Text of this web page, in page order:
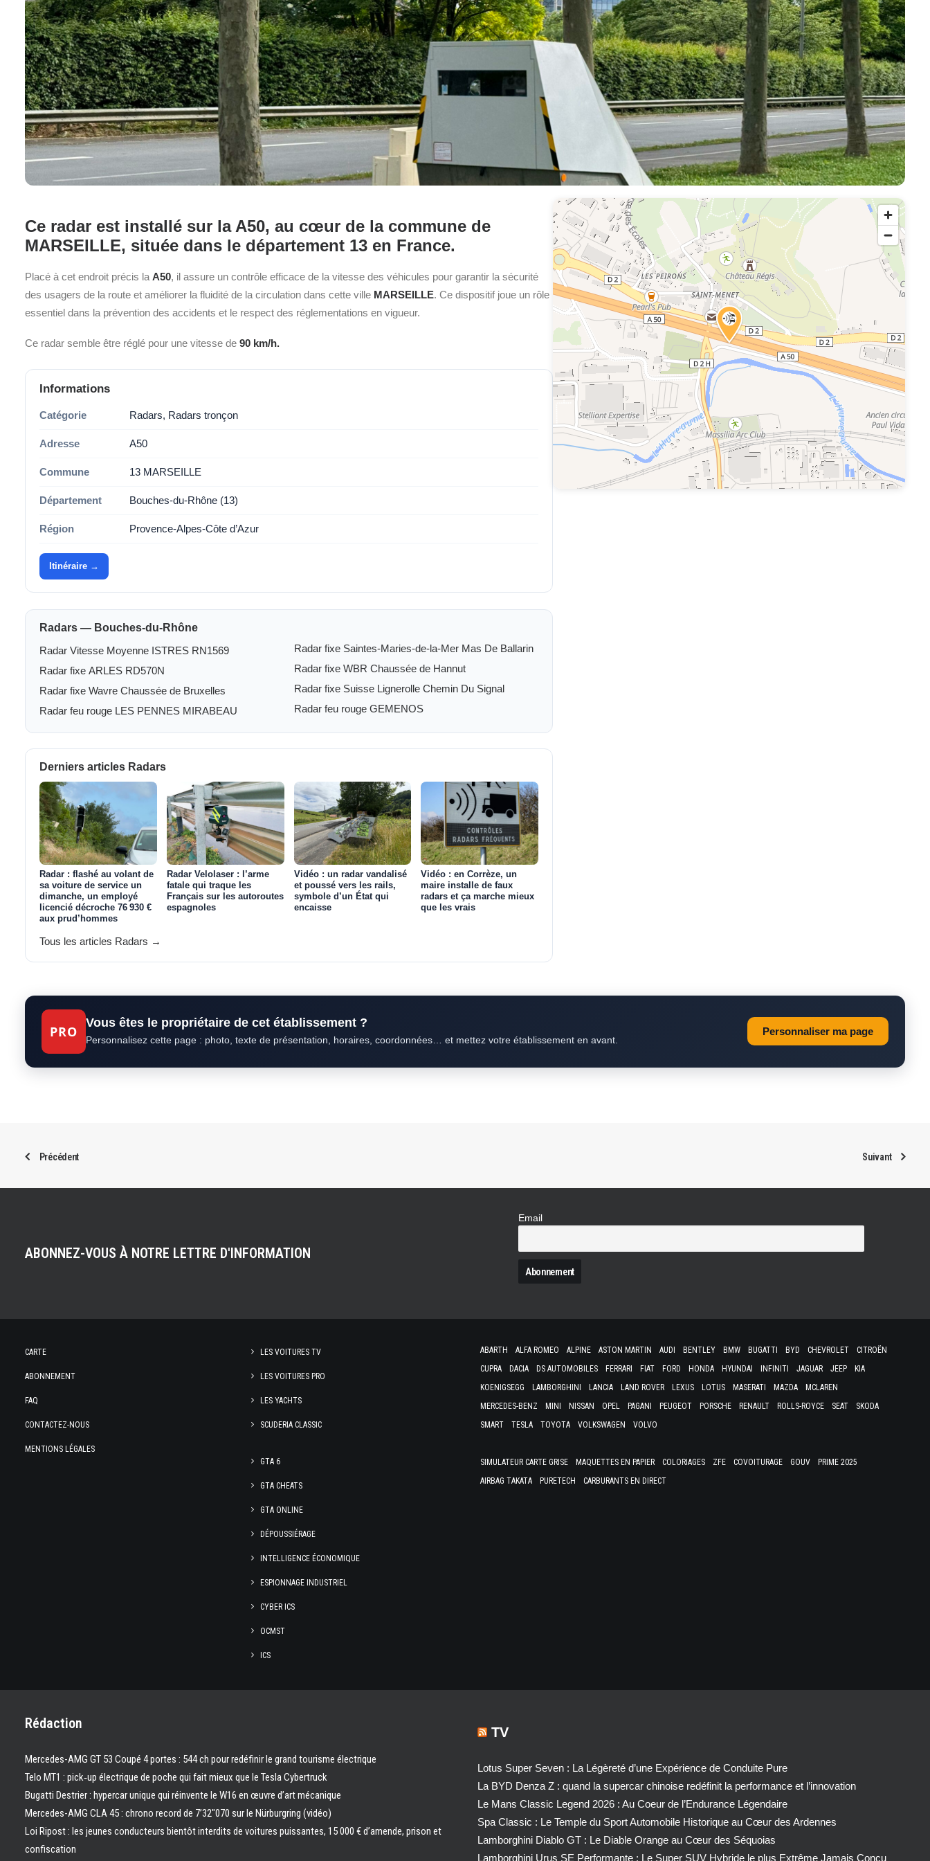
Ce radar est installé sur la A50, au cœur de la commune de
MARSEILLE, située dans le département 13 en France.
Placé à cet endroit précis la A50, il assure un contrôle efficace de la vitesse des véhicules pour garantir la sécurité
des usagers de la route et améliorer la fluidité de la circulation dans cette ville MARSEILLE. Ce dispositif joue un rôle
essentiel dans la prévention des accidents et le respect des réglementations en vigueur.
Ce radar semble être réglé pour une vitesse de 90 km/h.
Informations
Catégorie Radars, Radars tronçon
Adresse A50
Commune 13 MARSEILLE
Département Bouches-du-Rhône (13)
Région Provence-Alpes-Côte d’Azur
Itinéraire →
Radars — Bouches-du-Rhône
Radar Vitesse Moyenne ISTRES RN1569
Radar fixe ARLES RD570N
Radar fixe Wavre Chaussée de Bruxelles
Radar feu rouge LES PENNES MIRABEAU
Radar fixe Saintes-Maries-de-la-Mer Mas De Ballarin
Radar fixe WBR Chaussée de Hannut
Radar fixe Suisse Lignerolle Chemin Du Signal
Radar feu rouge GEMENOS
Derniers articles Radars
Radar : flashé au volant de
sa voiture de service un
dimanche, un employé
licencié décroche 76 930 €
aux prud’hommes
Radar Velolaser : l’arme
fatale qui traque les
Français sur les autoroutes
espagnoles
Vidéo : un radar vandalisé
et poussé vers les rails,
symbole d’un État qui
encaisse
Vidéo : en Corrèze, un
maire installe de faux
radars et ça marche mieux
que les vrais
Tous les articles Radars →
PRO
Vous êtes le propriétaire de cet établissement ?
Personnalisez cette page : photo, texte de présentation, horaires, coordonnées… et mettez votre établissement en avant.
Personnaliser ma page
Précédent Suivant
ABONNEZ-VOUS À NOTRE LETTRE D'INFORMATION
Email
CARTE
ABONNEMENT
FAQ
CONTACTEZ-NOUS
MENTIONS LÉGALES
LES VOITURES TV
LES VOITURES PRO
LES YACHTS
SCUDERIA CLASSIC
GTA 6
GTA CHEATS
GTA ONLINE
DÉPOUSSIÉRAGE
INTELLIGENCE ÉCONOMIQUE
ESPIONNAGE INDUSTRIEL
CYBER ICS
OCMST
ICS
ABARTH ALFA ROMEO ALPINE ASTON MARTIN AUDI BENTLEY BMW BUGATTI BYD CHEVROLET
CITROËN
CUPRA
DACIA DS AUTOMOBILES FERRARI FIAT FORD HONDA HYUNDAI INFINITI JAGUAR JEEP
KIA
KOENIGSEGG
LAMBORGHINI LANCIA LAND ROVER LEXUS LOTUS MASERATI MAZDA
MCLAREN
MERCEDES-BENZ
MINI NISSAN OPEL PAGANI PEUGEOT PORSCHE RENAULT ROLLS-ROYCE SEAT
SKODA
SMART
TESLA TOYOTA VOLKSWAGEN VOLVO
SIMULATEUR CARTE GRISE MAQUETTES EN PAPIER COLORIAGES ZFE COVOITURAGE GOUV
PRIME 2025
AIRBAG TAKATA
PURETECH CARBURANTS EN DIRECT
Rédaction
Mercedes-AMG GT 53 Coupé 4 portes : 544 ch pour redéfinir le grand tourisme électrique
Telo MT1 : pick‑up électrique de poche qui fait mieux que le Tesla Cybertruck
Bugatti Destrier : hypercar unique qui réinvente le W16 en œuvre d’art mécanique
Mercedes-AMG CLA 45 : chrono record de 7’32″070 sur le Nürburgring (vidéo)
Loi Ripost : les jeunes conducteurs bientôt interdits de voitures puissantes, 15 000 € d’amende, prison et
confiscation
TV
Lotus Super Seven : La Légèreté d’une Expérience de Conduite Pure
La BYD Denza Z : quand la supercar chinoise redéfinit la performance et l’innovation
Le Mans Classic Legend 2026 : Au Coeur de l’Endurance Légendaire
Spa Classic : Le Temple du Sport Automobile Historique au Cœur des Ardennes
Lamborghini Diablo GT : Le Diable Orange au Cœur des Séquoias
Lamborghini Urus SE Performante : Le Super SUV Hybride le plus Extrême Jamais Conçu